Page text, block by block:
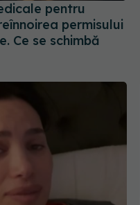
pentru
permisului
Ce se schimbă